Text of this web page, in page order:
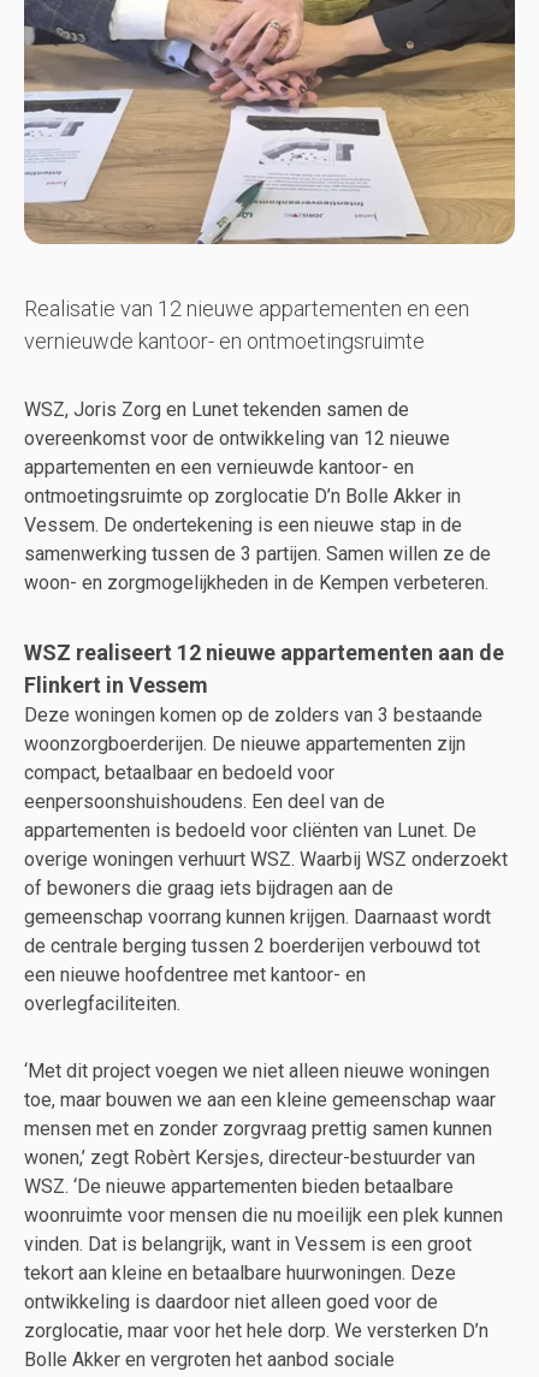
Realisatie van 12 nieuwe appartementen en een
vernieuwde kantoor- en ontmoetingsruimte
WSZ, Joris Zorg en Lunet tekenden samen de
overeenkomst voor de ontwikkeling van 12 nieuwe
appartementen en een vernieuwde kantoor- en
ontmoetingsruimte op zorglocatie D’n Bolle Akker in
Vessem. De ondertekening is een nieuwe stap in de
samenwerking tussen de 3 partijen. Samen willen ze de
woon- en zorgmogelijkheden in de Kempen verbeteren.
WSZ realiseert 12 nieuwe appartementen aan de
Flinkert in Vessem
Deze woningen komen op de zolders van 3 bestaande
woonzorgboerderijen. De nieuwe appartementen zijn
compact, betaalbaar en bedoeld voor
eenpersoonshuishoudens. Een deel van de
appartementen is bedoeld voor cliënten van Lunet. De
overige woningen verhuurt WSZ. Waarbij WSZ onderzoekt
of bewoners die graag iets bijdragen aan de
gemeenschap voorrang kunnen krijgen. Daarnaast wordt
de centrale berging tussen 2 boerderijen verbouwd tot
een nieuwe hoofdentree met kantoor- en
overlegfaciliteiten.
‘Met dit project voegen we niet alleen nieuwe woningen
toe, maar bouwen we aan een kleine gemeenschap waar
mensen met en zonder zorgvraag prettig samen kunnen
wonen,’ zegt Robèrt Kersjes, directeur-bestuurder van
WSZ. ‘De nieuwe appartementen bieden betaalbare
woonruimte voor mensen die nu moeilijk een plek kunnen
vinden. Dat is belangrijk, want in Vessem is een groot
tekort aan kleine en betaalbare huurwoningen. Deze
ontwikkeling is daardoor niet alleen goed voor de
zorglocatie, maar voor het hele dorp. We versterken D’n
Bolle Akker en vergroten het aanbod sociale